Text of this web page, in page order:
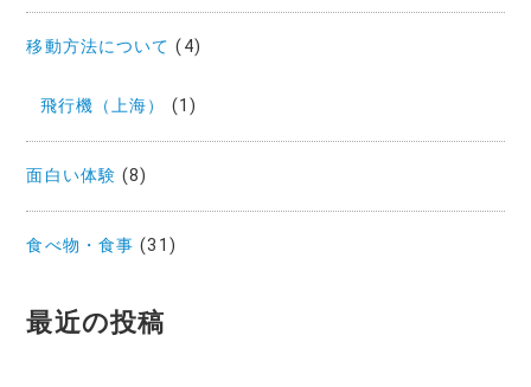
移動方法について (4)
飛行機（上海） (1)
面白い体験 (8)
食べ物・食事 (31)
最近の投稿